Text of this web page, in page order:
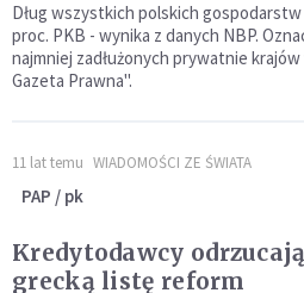
Dług wszystkich polskich
proc. PKB - wynika z danych NBP.
najmniej zadłużonych prywatnie
Gazeta Prawna".
11 lat temu WIADOMOŚCI ZE ŚWIATA
PAP / pk
Kredytodawcy odrzucają
grecką listę reform